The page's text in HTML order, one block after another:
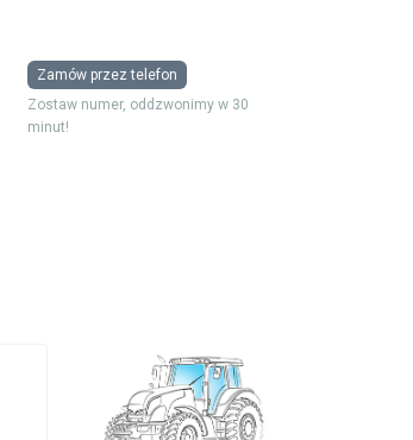
Zamów przez telefon
Zostaw numer, oddzwonimy w 30
minut!